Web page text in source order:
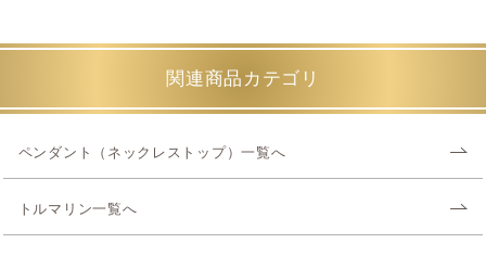
関連商品カテゴリ
ペンダント（ネックレストップ）一覧へ
トルマリン一覧へ